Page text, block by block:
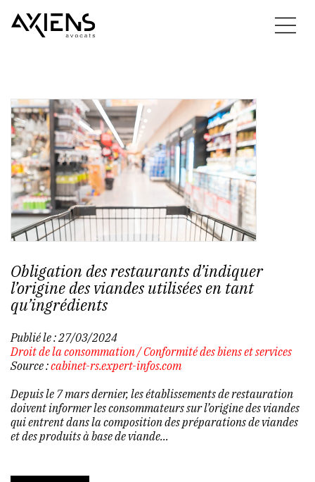
Obligation des restaurants d’indiquer
l’origine des viandes utilisées en tant
qu’ingrédients
Publié le :27/03/2024
Droit de la consommation/Conformité des biens et services
Source :cabinet-rs.expert-infos.com
Depuis le 7 mars dernier, les établissements de restauration
doivent informer les consommateurs sur l’origine des viandes
qui entrent dans la composition des préparations de viandes
et des produits à base de viande...